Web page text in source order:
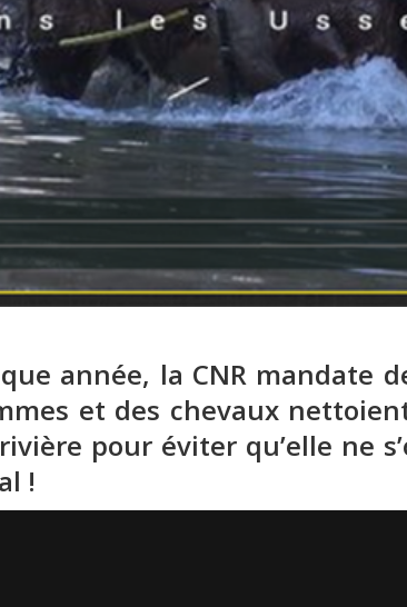
année, la CNR
et des chevaux
pour éviter qu’elle ne
!